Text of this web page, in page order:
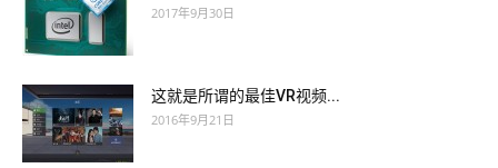
2017年9月30日
这就是所谓的最佳VR视频...
2016年9月21日